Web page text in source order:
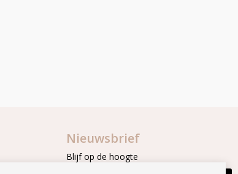
Nieuwsbrief
Blijf op de hoogte